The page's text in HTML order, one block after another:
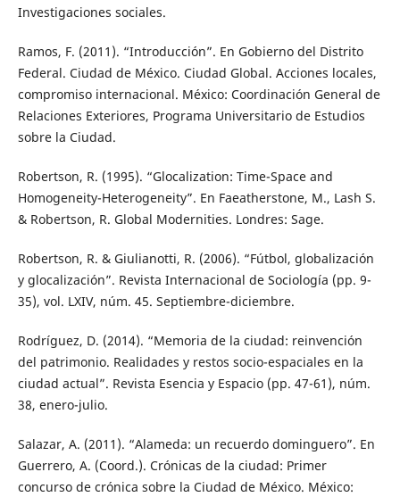
Investigaciones sociales.
Ramos, F. (2011). “Introducción”. En Gobierno del Distrito
Federal. Ciudad de México. Ciudad Global. Acciones locales,
compromiso internacional. México: Coordinación General de
Relaciones Exteriores, Programa Universitario de Estudios
sobre la Ciudad.
Robertson, R. (1995). “Glocalization: Time-Space and
Homogeneity-Heterogeneity”. En Faeatherstone, M., Lash S.
& Robertson, R. Global Modernities. Londres: Sage.
Robertson, R. & Giulianotti, R. (2006). “Fútbol, globalización
y glocalización”. Revista Internacional de Sociología (pp. 9-
35), vol. LXIV, núm. 45. Septiembre-diciembre.
Rodríguez, D. (2014). “Memoria de la ciudad: reinvención
del patrimonio. Realidades y restos socio-espaciales en la
ciudad actual”. Revista Esencia y Espacio (pp. 47-61), núm.
38, enero-julio.
Salazar, A. (2011). “Alameda: un recuerdo dominguero”. En
Guerrero, A. (Coord.). Crónicas de la ciudad: Primer
concurso de crónica sobre la Ciudad de México. México: